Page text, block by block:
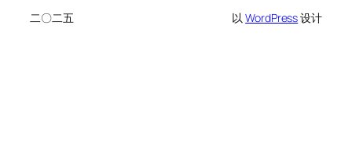
二〇二五 以WordPress设计